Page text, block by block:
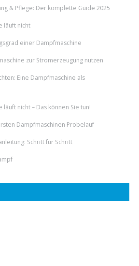
& Pflege: Der komplette Guide 2025
läuft nicht
einer Dampfmaschine
zur Stromerzeugung nutzen
Eine Dampfmaschine als
nicht – Das können Sie tun!
Dampfmaschinen Probelauf
Schritt für Schritt